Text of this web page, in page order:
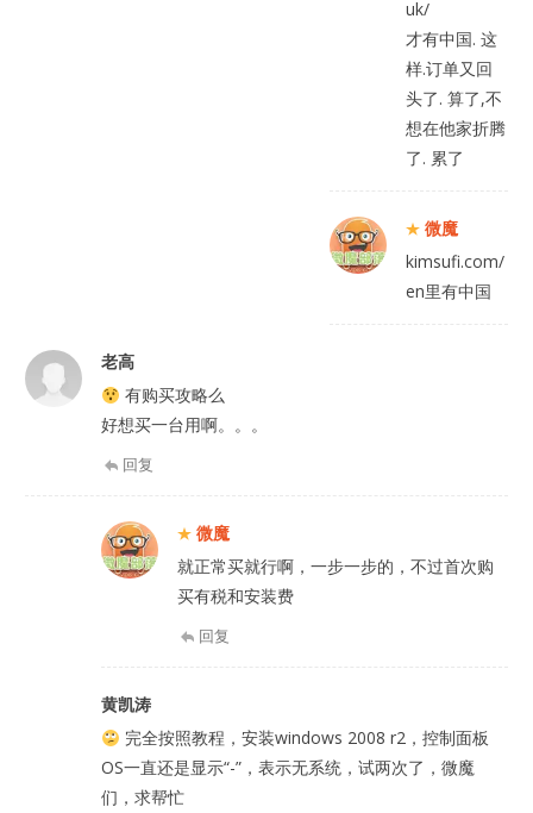
uk/
才有中国. 这
样.订单又回
头了. 算了,不
想在他家折腾
了. 累了
微魔
kimsufi.com/
en里有中国
老高
有购买攻略么
好想买一台用啊。。。
回复
微魔
就正常买就行啊，一步一步的，不过首次购
买有税和安装费
回复
黄凯涛
完全按照教程，安装windows 2008 r2，控制面板
OS一直还是显示“-”，表示无系统，试两次了，微魔
们，求帮忙